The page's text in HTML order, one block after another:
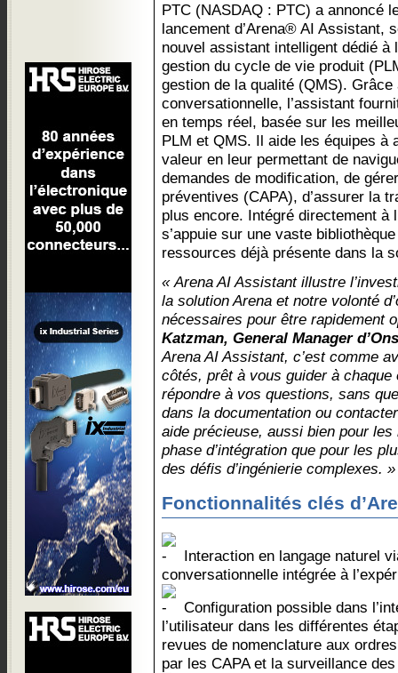
PTC (NASDAQ : PTC) a annoncé
lancement d’Arena® AI Assistant,
nouvel assistant intelligent dédié à
gestion du cycle de vie produit
gestion de la qualité (QMS). Grâce
conversationnelle, l’assistant
en temps réel, basée sur les
PLM et QMS. Il aide les équipes à
valeur en leur permettant de
demandes de modification, de
préventives (CAPA), d’assurer la
plus encore. Intégré directement à
s’appuie sur une vaste
ressources déjà présente dans la
« Arena AI Assistant illustre
la solution Arena et notre volonté
nécessaires pour être rapidement
Katzman, General Manager
Arena AI Assistant, c’est comme
côtés, prêt à vous guider à
répondre à vos questions, sans
dans la documentation ou
aide précieuse, aussi bien pour
phase d’intégration que pour les
des défis d’ingénierie complexes. »
Fonctionnalités clés
Interaction en langage naturel
conversationnelle intégrée à
Configuration possible dans
l’utilisateur dans les différentes
revues de nomenclature aux
par les CAPA et la surveillance